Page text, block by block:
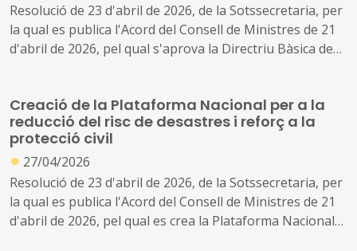
Resolució de 23 d'abril de 2026, de la Sotssecretaria, per
la qual es publica l'Acord del Consell de Ministres de 21
d'abril de 2026, pel qual s'aprova la Directriu Bàsica de
Creació de la Plataforma Nacional per a la
reducció del risc de desastres i reforç a la
protecció civil
● 27/04/2026
Resolució de 23 d'abril de 2026, de la Sotssecretaria, per
la qual es publica l'Acord del Consell de Ministres de 21
d'abril de 2026, pel qual es crea la Plataforma Nacional